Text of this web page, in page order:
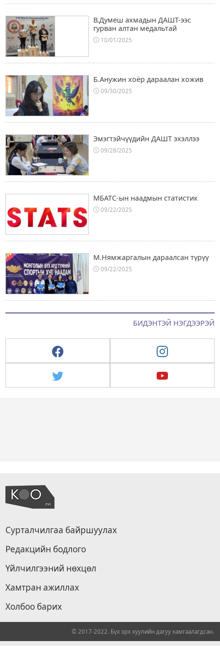
В.Думеш ахмадын ДАШТ-ээс
гурван алтан медальтай
10/01/2025
Б.Анужин хоёр дараалан хожив
09/30/2025
Эмэгтэйчүүдийн ДАШТ эхэллээ
09/28/2025
МБАТС-ын наадмын статистик
09/22/2025
М.Нямжаргалын дараалсан түрүү
09/22/2025
БИДЭНТЭЙ НЭГДЭЭРЭЙ
Сурталчилгаа байршуулах
Редакцийн бодлого
Үйлчилгээний нөхцөл
Хамтран ажиллах
Холбоо барих
© 2017-2022. Бүх эрх хуулийн дагуу хамгаалагдсан.